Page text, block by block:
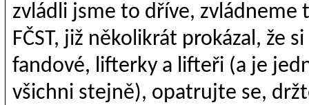
zvládli jsme to dříve,
FČST, již několikrát prokázal, že
fandové, lifterky a lifteři (a je
všichni stejně), opatrujte se,